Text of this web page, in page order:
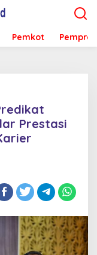
Pemkot Pemprov
Prestasi